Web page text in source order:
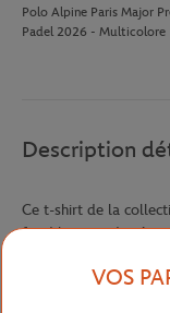
Polo Alpine Paris Major
Padel 2026 - Multicolore
Description
Ce t-shirt de la
fond la carte du
en coton issu de
VOS